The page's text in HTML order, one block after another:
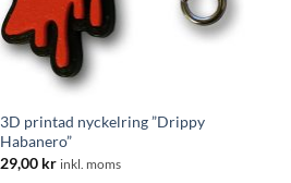
3D printad nyckelring ”Drippy
Habanero”
29,00 kr inkl. moms